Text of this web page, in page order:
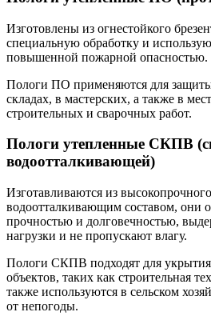
Изготовлены из огнестойкого
специальную обработку и
повышенной пожарной опасностью.
Пологи ПО применяются для защиты
складах, в мастерских, а также в
строительных и сварочных работ.
Пологи утепленные СКПВ
водоотталкивающей)
Изготавливаются из
водоотталкивающим составом, они
прочностью и долговечностью,
нагрузки и не пропускают влагу.
Пологи СКПВ подходят для
объектов, таких как строительная
также используются в сельском
от непогоды.